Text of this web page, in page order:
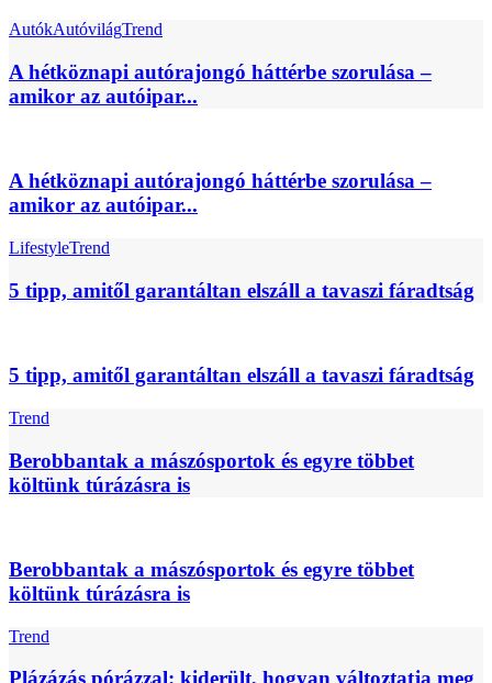
AutókAutóvilágTrend
A hétköznapi autórajongó háttérbe szorulása –
amikor az autóipar...
A hétköznapi autórajongó háttérbe szorulása –
amikor az autóipar...
LifestyleTrend
5 tipp, amitől garantáltan elszáll a tavaszi fáradtság
5 tipp, amitől garantáltan elszáll a tavaszi fáradtság
Trend
Berobbantak a mászósportok és egyre többet
költünk túrázásra is
Berobbantak a mászósportok és egyre többet
költünk túrázásra is
Trend